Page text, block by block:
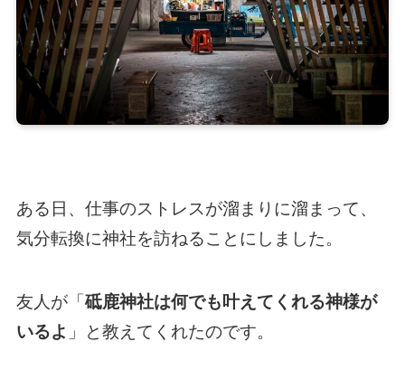
ある日、仕事のストレスが溜まりに溜まって、
気分転換に神社を訪ねることにしました。
友人が「 砥鹿神社は何でも叶えてくれる神様が
いるよ 」と教えてくれたのです。